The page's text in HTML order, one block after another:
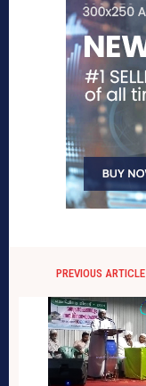
PREVIOUS ARTICLE